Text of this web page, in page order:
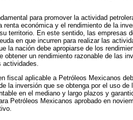
para promover la actividad
renta económica y el rendimiento de la
territorio. En este sentido, las empresas
en que incurren para realizar las
la nación debe apropiarse de los
obtener un rendimiento razonable de las
actividades.
fiscal aplicable a Petróleos Mexicanos
la inversión que se obtenga por el uso
en el mediano y largo plazos y
Petróleos Mexicanos aprobado en